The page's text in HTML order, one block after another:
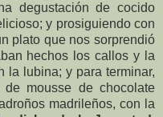
degustación de cocido
y prosiguiendo con
plato que nos sorprendió
hechos los callos y la
la lubina; y para terminar,
de mousse de chocolate
madrileños, con la